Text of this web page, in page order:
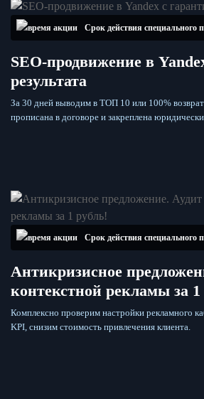
Срок действия специального
SEO-продвижение в
результата
За 30 дней выводим в ТОП 10 или 100%
прописана в договоре и закреплена юридически.
Срок действия специального
Антикризисное
контекстной рекламы за 1
Комплексно проверим настройки рекламного
KPI, снизим стоимость привлечения клиента.